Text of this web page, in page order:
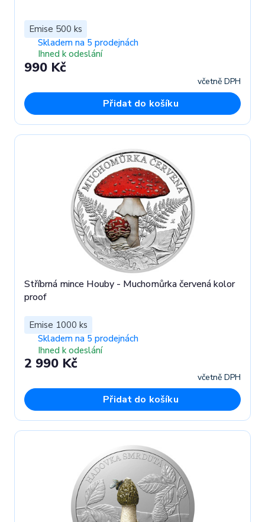
Emise 500 ks
Skladem na 5 prodejnách
Ihned k odeslání
990 Kč
včetně DPH
Přidat do košíku
Stříbrná mince Houby - Muchomůrka červená kolor
proof
Emise 1000 ks
Skladem na 5 prodejnách
Ihned k odeslání
2 990 Kč
včetně DPH
Přidat do košíku